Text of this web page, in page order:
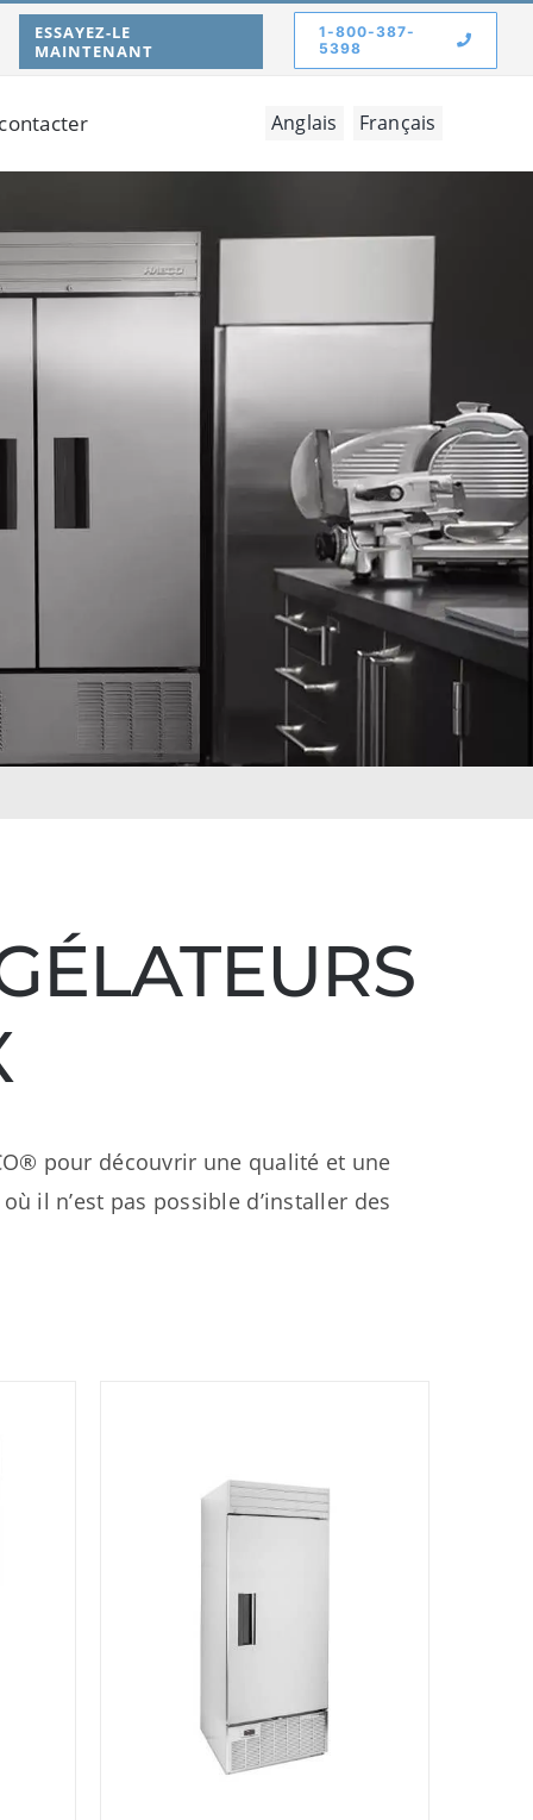
ESSAYEZ-LE
MAINTENANT
1-800-387-
5398
Anglais Français
pour découvrir une qualité et une
il n’est pas possible d’installer des